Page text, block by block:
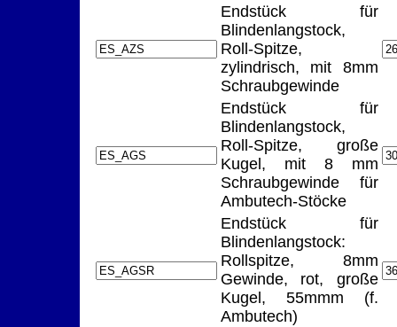
Endstück für
Blindenlangstock,
Roll-Spitze,
zylindrisch, mit 8mm
Schraubgewinde
Endstück für
Blindenlangstock,
Roll-Spitze, große
Kugel, mit 8 mm
Schraubgewinde für
Ambutech-Stöcke
Endstück für
Blindenlangstock:
Rollspitze, 8mm
Gewinde, rot, große
Kugel, 55mmm (f.
Ambutech)